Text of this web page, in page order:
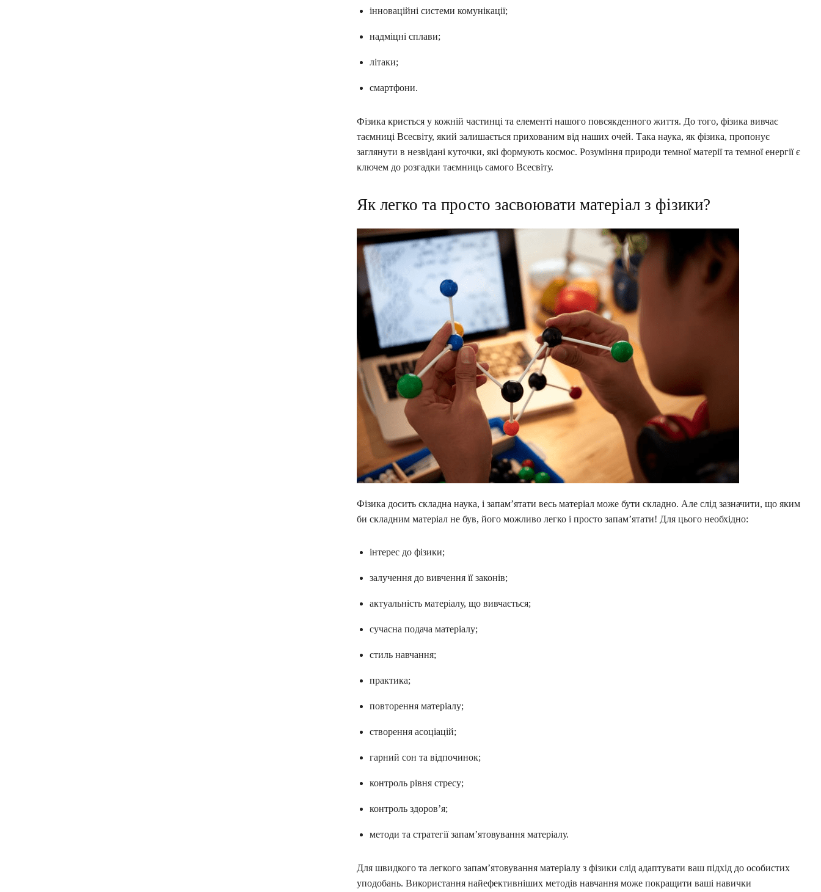
інноваційні системи комунікації;
надміцні сплави;
літаки;
смартфони.
Фізика криється у кожній частинці та елементі нашого повсякденного життя. До того, фізика вивчає
таємниці Всесвіту, який залишається прихованим від наших очей. Така наука, як фізика, пропонує
заглянути в незвідані куточки, які формують космос. Розуміння природи темної матерії та темної енергії є
ключем до розгадки таємниць самого Всесвіту.
Як легко та просто засвоювати матеріал з фізики?
Фізика досить складна наука, і запам’ятати весь матеріал може бути складно. Але слід зазначити, що яким
би складним матеріал не був, його можливо легко і просто запам’ятати! Для цього необхідно:
інтерес до фізики;
залучення до вивчення її законів;
актуальність матеріалу, що вивчається;
сучасна подача матеріалу;
стиль навчання;
практика;
повторення матеріалу;
створення асоціацій;
гарний сон та відпочинок;
контроль рівня стресу;
контроль здоров’я;
методи та стратегії запам’ятовування матеріалу.
Для швидкого та легкого запам’ятовування матеріалу з фізики слід адаптувати ваш підхід до особистих
уподобань. Використання найефективніших методів навчання може покращити ваші навички